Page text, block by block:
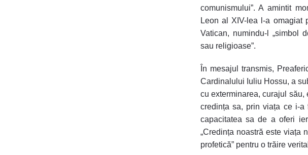
comunismului”. A amintit
Leon al XIV-lea l-a
Vatican, numindu-l „simbol
sau religioase”.
În mesajul transmis,
Cardinalului Iuliu Hossu, a
cu exterminarea, curajul
credința sa, prin viața ce i-a
capacitatea sa de a oferi
„Credința noastră este viața
profetică” pentru o trăire